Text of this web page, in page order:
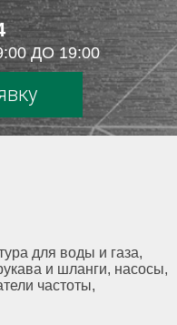
ДО 19:00
для воды и газа,
и шланги, насосы,
частоты,